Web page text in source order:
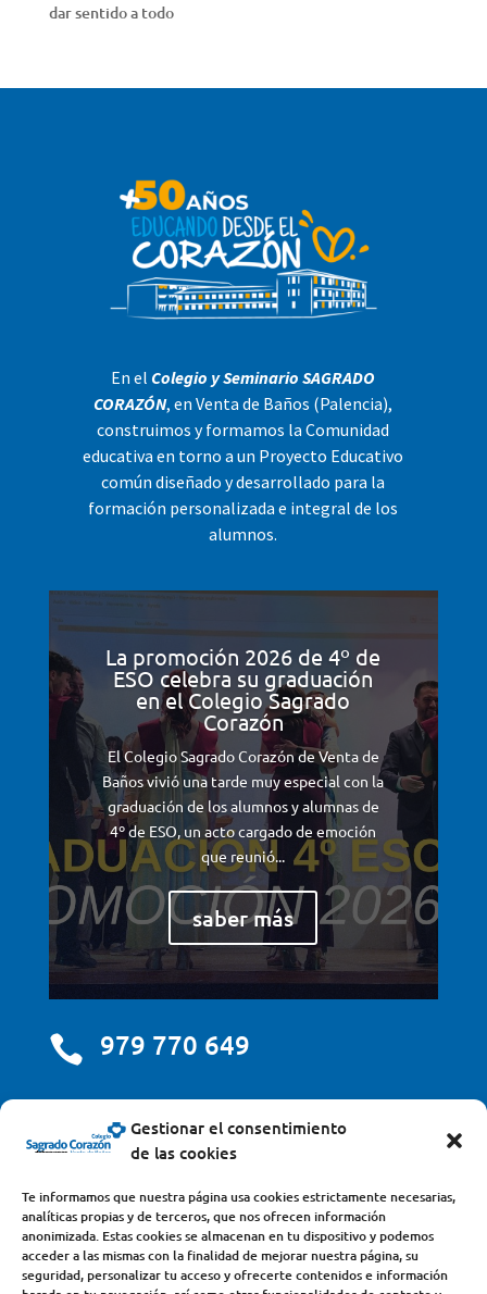
Gestionar el consentimiento
de las cookies
Te informamos que nuestra página usa cookies estrictamente necesarias,
analíticas propias y de terceros, que nos ofrecen información
anonimizada. Estas cookies se almacenan en tu dispositivo y podemos
acceder a las mismas con la finalidad de mejorar nuestra página, su
seguridad, personalizar tu acceso y ofrecerte contenidos e información
dar sentido a todo
En el Colegio y Seminario SAGRADO
CORAZÓN, en Venta de Baños (Palencia),
construimos y formamos la Comunidad
educativa en torno a un Proyecto Educativo
común diseñado y desarrollado para la
formación personalizada e integral de los
alumnos.
La promoción 2026 de 4º de
ESO celebra su graduación
en el Colegio Sagrado
Corazón
El Colegio Sagrado Corazón de Venta de
Baños vivió una tarde muy especial con la
graduación de los alumnos y alumnas de
4º de ESO, un acto cargado de emoción
que reunió...
saber más
 979 770 649
centro@scjdehon.com
Colegio y Seminario Sagrado Corazón
Avda. Castilla y León, s/n – 34200 – Venta de Baños
(Palencia) – Teléfono 979770649